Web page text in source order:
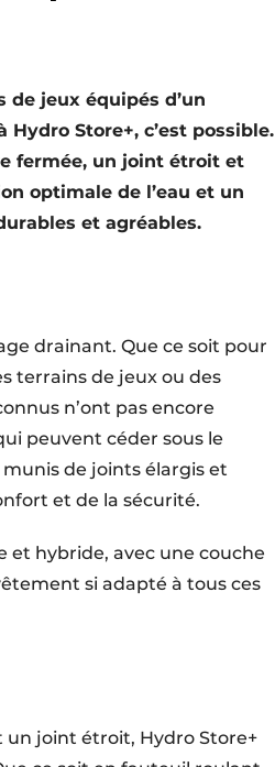
de jeux équipés d’un
Store+, c’est possible.
fermée, un joint étroit et
optimale de l’eau et un
et agréables.
drainant. Que ce soit pour
terrains de jeux ou des
n’ont pas encore
peuvent céder sous le
de joints élargis et
et de la sécurité.
et hybride, avec une couche
si adapté à tous ces
joint étroit, Hydro Store+